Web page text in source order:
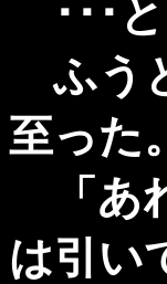
･･･
ふう
至った。
「あ
は引い